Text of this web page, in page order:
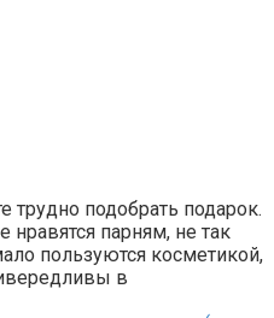
подобрать подарок.
парням, не так
пользуются косметикой,
в